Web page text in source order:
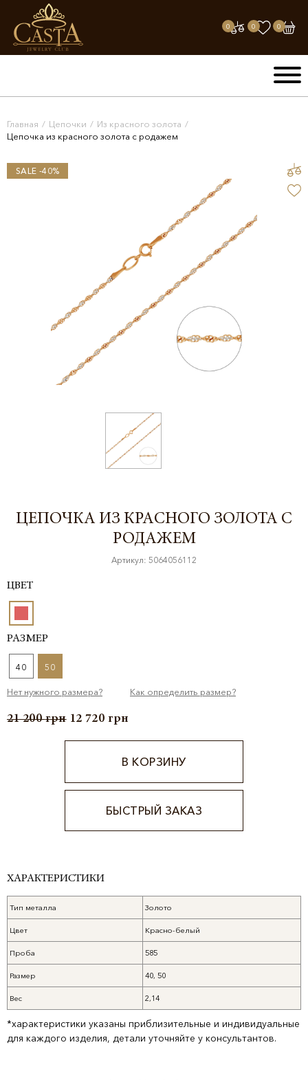
0 0 0
Главная / Цепочки / Из красного золота /
Цепочка из красного золота с родажем
SALE -40%
ЦЕПОЧКА ИЗ КРАСНОГО ЗОЛОТА С
РОДАЖЕМ
Артикул: 5064056112
ЦВЕТ
РАЗМЕР
40 50
Нет нужного размера? Как определить размер?
21 200грн 12 720 грн
В КОРЗИНУ
БЫСТРЫЙ ЗАКАЗ
ХАРАКТЕРИСТИКИ
Тип металла Золото
Цвет Красно-белый
Проба 585
Размер 40, 50
Вес 2,14
*характеристики указаны приблизительные и индивидуальные
для каждого изделия, детали уточняйте у консультантов.